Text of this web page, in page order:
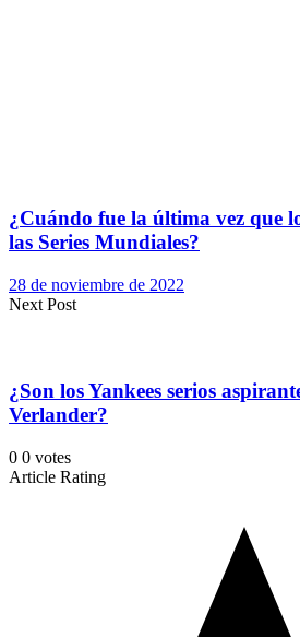
¿Cuándo fue la última vez que
las Series Mundiales?
28 de noviembre de 2022
Next Post
¿Son los Yankees serios
Verlander?
0 0 votes
Article Rating